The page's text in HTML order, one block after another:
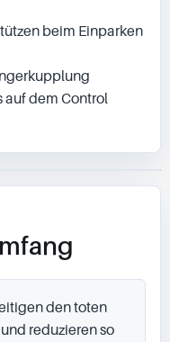
beim Einparken
auf dem Control
den toten
reduzieren so